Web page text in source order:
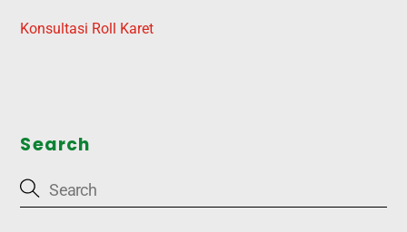
Konsultasi Roll Karet
Search